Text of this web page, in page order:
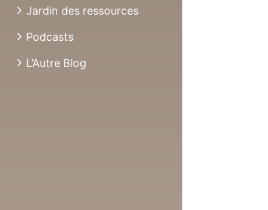
Jardin des ressources
Podcasts
L’Autre Blog